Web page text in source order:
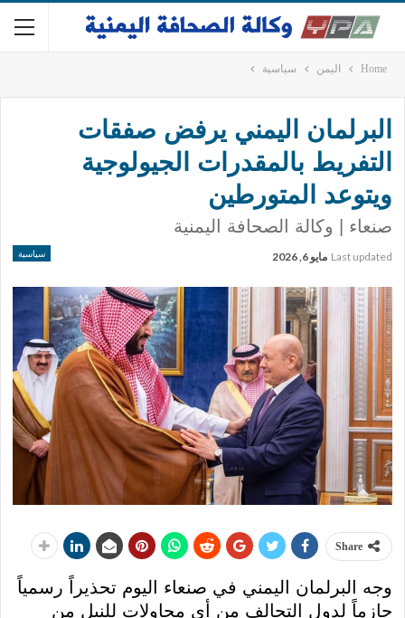
Home اليمن سياسية
البرلمان اليمني يرفض صفقات
التفريط بالمقدرات الجيولوجية
ويتوعد المتورطين
صنعاء | وكالة الصحافة اليمنية
سياسية Last updated مايو 6, 2026
Share
وجه البرلمان اليمني في صنعاء اليوم تحذيراً رسمياً
حازماً لدول التحالف من أي محاولات للنيل من